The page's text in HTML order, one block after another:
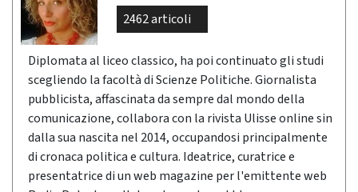
2462 articoli
Diplomata al liceo classico, ha poi continuato gli studi
scegliendo la facoltà di Scienze Politiche. Giornalista
pubblicista, affascinata da sempre dal mondo della
comunicazione, collabora con la rivista Ulisse online sin
dalla sua nascita nel 2014, occupandosi principalmente
di cronaca politica e cultura. Ideatrice, curatrice e
presentatrice di un web magazine per l'emittente web